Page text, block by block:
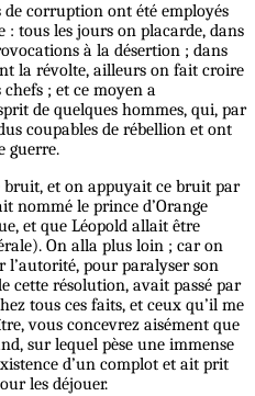
de corruption ont été employés
: tous les jours on placarde, dans
à la désertion ; dans
la révolte, ailleurs on fait croire
; et ce moyen a
de quelques hommes, qui, par
coupables de rébellion et ont
guerre.
bruit, et on appuyait ce bruit par
nommé le prince d’Orange
et que Léopold allait être
On alla plus loin ; car on
l’autorité, pour paralyser son
cette résolution, avait passé par
tous ces faits, et ceux qu’il me
vous concevrez aisément que
sur lequel pèse une immense
d’un complot et ait prit
les déjouer.